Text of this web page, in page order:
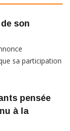
son
sa participation
pensée
à la